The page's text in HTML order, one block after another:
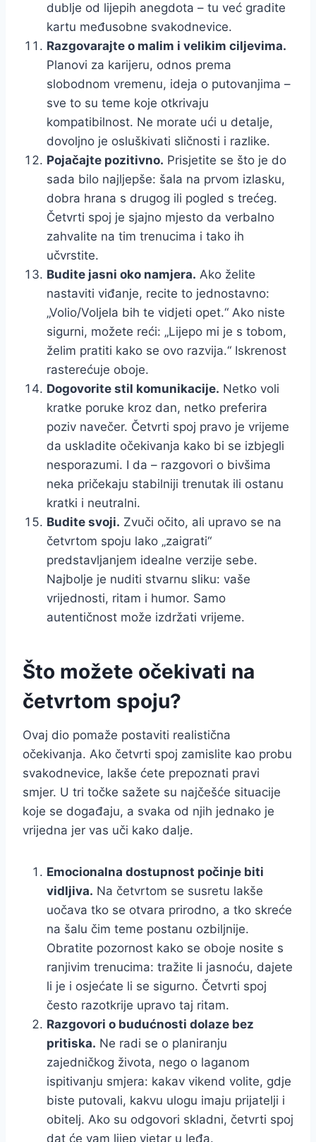
dublje od lijepih anegdota – tu već gradite
kartu međusobne svakodnevice.
Razgovarajte o malim i velikim ciljevima.
Planovi za karijeru, odnos prema
slobodnom vremenu, ideja o putovanjima –
sve to su teme koje otkrivaju
kompatibilnost. Ne morate ući u detalje,
dovoljno je osluškivati sličnosti i razlike.
Pojačajte pozitivno. Prisjetite se što je do
sada bilo najljepše: šala na prvom izlasku,
dobra hrana s drugog ili pogled s trećeg.
Četvrti spoj je sjajno mjesto da verbalno
zahvalite na tim trenucima i tako ih
učvrstite.
Budite jasni oko namjera. Ako želite
nastaviti viđanje, recite to jednostavno:
„Volio/Voljela bih te vidjeti opet.“ Ako niste
sigurni, možete reći: „Lijepo mi je s tobom,
želim pratiti kako se ovo razvija.“ Iskrenost
rasterećuje oboje.
Dogovorite stil komunikacije. Netko voli
kratke poruke kroz dan, netko preferira
poziv navečer. Četvrti spoj pravo je vrijeme
da uskladite očekivanja kako bi se izbjegli
nesporazumi. I da – razgovori o bivšima
neka pričekaju stabilniji trenutak ili ostanu
kratki i neutralni.
Budite svoji. Zvuči očito, ali upravo se na
četvrtom spoju lako „zaigrati“
predstavljanjem idealne verzije sebe.
Najbolje je nuditi stvarnu sliku: vaše
vrijednosti, ritam i humor. Samo
autentičnost može izdržati vrijeme.
Što možete očekivati na
četvrtom spoju?
Ovaj dio pomaže postaviti realistična
očekivanja. Ako četvrti spoj zamislite kao probu
svakodnevice, lakše ćete prepoznati pravi
smjer. U tri točke sažete su najčešće situacije
koje se događaju, a svaka od njih jednako je
vrijedna jer vas uči kako dalje.
Emocionalna dostupnost počinje biti
vidljiva. Na četvrtom se susretu lakše
uočava tko se otvara prirodno, a tko skreće
na šalu čim teme postanu ozbiljnije.
Obratite pozornost kako se oboje nosite s
ranjivim trenucima: tražite li jasnoću, dajete
li je i osjećate li se sigurno. Četvrti spoj
često razotkrije upravo taj ritam.
Razgovori o budućnosti dolaze bez
pritiska. Ne radi se o planiranju
zajedničkog života, nego o laganom
ispitivanju smjera: kakav vikend volite, gdje
biste putovali, kakvu ulogu imaju prijatelji i
obitelj. Ako su odgovori skladni, četvrti spoj
dat će vam lijep vjetar u leđa.